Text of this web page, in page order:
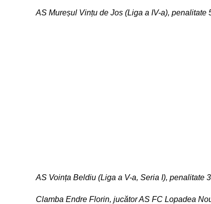
AS Mureșul Vințu de Jos (Liga a IV-a), penalitate
AS Voința Beldiu (Liga a V-a, Seria I), penalitate
Clamba Endre Florin, jucător AS FC Lopadea